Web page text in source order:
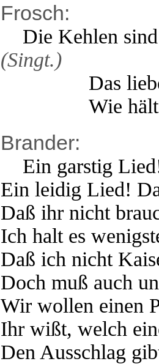
Frosch:
Die Kehlen sind
(Singt.)
Das liebe
Wie hält's
Brander:
Ein garstig
Ein leidig Lied!
Daß ihr nicht
Ich halt es
Daß ich nicht
Doch muß auch
Wir wollen einen
Ihr wißt, welch
Den Ausschlag